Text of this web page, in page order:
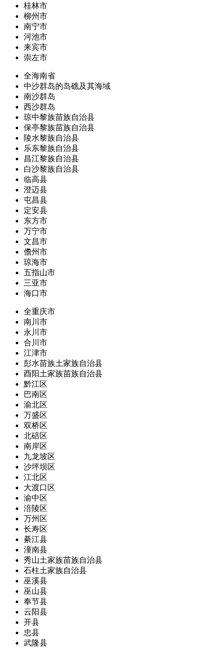
桂林市
柳州市
南宁市
河池市
来宾市
崇左市
全海南省
中沙群岛的岛礁及其海域
南沙群岛
西沙群岛
琼中黎族苗族自治县
保亭黎族苗族自治县
陵水黎族自治县
乐东黎族自治县
昌江黎族自治县
白沙黎族自治县
临高县
澄迈县
屯昌县
定安县
东方市
万宁市
文昌市
儋州市
琼海市
五指山市
三亚市
海口市
全重庆市
南川市
永川市
合川市
江津市
彭水苗族土家族自治县
酉阳土家族苗族自治县
黔江区
巴南区
渝北区
万盛区
双桥区
北碚区
南岸区
九龙坡区
沙坪坝区
江北区
大渡口区
渝中区
涪陵区
万州区
长寿区
綦江县
潼南县
秀山土家族苗族自治县
石柱土家族自治县
巫溪县
巫山县
奉节县
云阳县
开县
忠县
武隆县